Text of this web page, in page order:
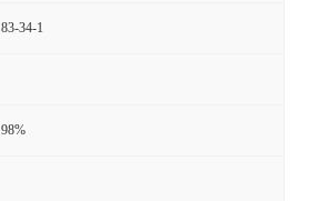
83-34-1
98%